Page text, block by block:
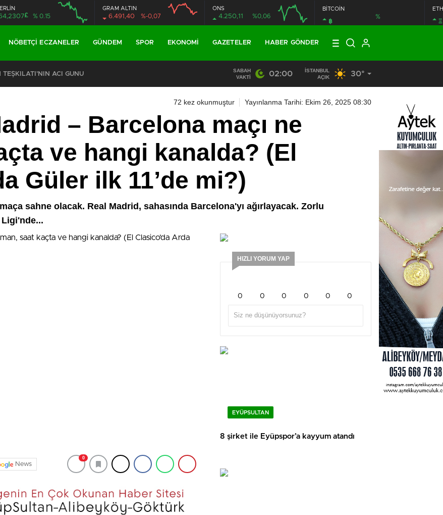
£ % 0.15
GRAM ALTIN
6.491,40 %-0,07
ONS
4.250,11 %0,06
BİTCOİN
฿
%
Ξ
NÖBETÇI ECZANELER GÜNDEM SPOR EKONOMI GAZETELER HABER GÖNDER
ACI GÜNÜ 13:33 / BAŞKAN DR. MİTHAT BÜLENT ÖZMEN’DEN
SABAH
VAKTI
02:00
İSTANBUL
AÇIK
30°
72 kez okunmuştur Yayınlanma Tarihi: Ekim 26, 2025 08:30
– Barcelona maçı ne
ve hangi kanalda? (El
Güler ilk 11’de mi?)
sahne olacak. Real Madrid, sahasında Barcelona'yı ağırlayacak. Zorlu
News
0
HIZLI YORUM YAP
0 0 0 0 0 0
EYÜPSULTAN
8 şirket ile Eyüpspor’a kayyum atandı